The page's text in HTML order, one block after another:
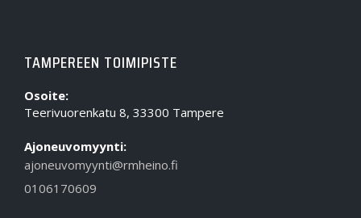
TAMPEREEN TOIMIPISTE
Osoite:
Teerivuorenkatu 8, 33300 Tampere
Ajoneuvomyynti:
ajoneuvomyynti@rmheino.fi
0106170609